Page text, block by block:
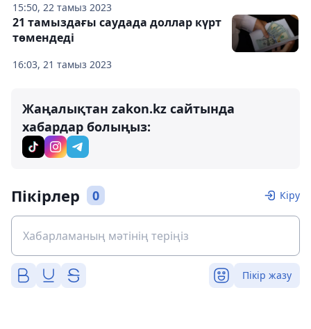
15:50, 22 тамыз 2023
16:03, 21 тамыз 2023
21 тамыздағы саудада доллар күрт
төмендеді
Жаңалықтан zakon.kz сайтында
хабардар болыңыз:
Пікірлер 0 Кіру
Пікір жазу